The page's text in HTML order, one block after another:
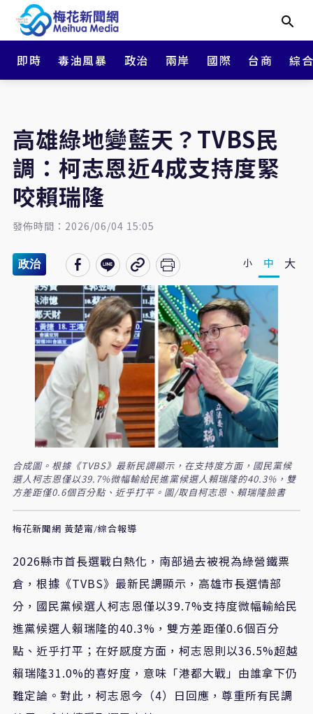
即時 毒油風暴 政治 兩岸 國際 台商 綜
高雄綠地變藍天？TVBS民
調：柯志恩近4成支持度緊
咬賴瑞隆
發佈時間：2026/06/04 15:05
政治 小 中 大
合成圖。根據《TVBS》最新民調顯示，在支持度方面，國民黨候
選人柯志恩僅以39.7%微幅輸給民進黨候選人賴瑞隆的40.3%，雙
方差距僅0.6個百分點、近乎打平。圖/取自柯志恩、賴瑞隆臉書
梅花新聞網 黃楚甯/綜合報導
2026縣市首長選戰白熱化，南部過去被視為綠營鐵票
倉，根據《TVBS》最新民調顯示，高雄市長選情部
分，國民黨候選人柯志恩僅以39.7%支持度微幅輸給民
進黨候選人賴瑞隆的40.3%，雙方差距僅0.6個百分
點、近乎打平；在好感度方面，柯志恩則以36.5%超越
賴瑞隆31.0%的喜好度，意味「港都大戰」由誰拿下仍
難定論。對此，柯志恩今（4）日回應，尊重所有民調